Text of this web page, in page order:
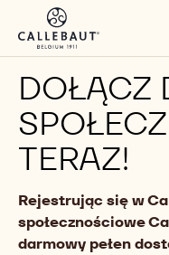
Skip to main
DOŁĄCZ
TERAZ!
Rejestrując się w
społecznościowe
darmowy pełen